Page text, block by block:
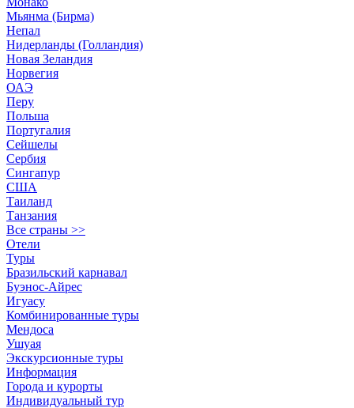
Мьянма (Бирма)
Непал
Нидерланды (Голландия)
Новая Зеландия
Норвегия
ОАЭ
Перу
Польша
Португалия
Сейшелы
Сербия
Сингапур
США
Таиланд
Танзания
Все страны >>
Отели
Туры
Бразильский карнавал
Буэнос-Айрес
Игуасу
Комбинированные туры
Мендоса
Ушуая
Экскурсионные туры
Информация
Города и курорты
Индивидуальный тур